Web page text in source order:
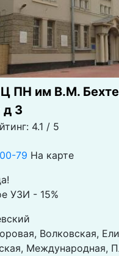
ПН им В.М.
д 3
4.1 / 5
79 На карте
УЗИ - 15%
Волковская,
Международная,